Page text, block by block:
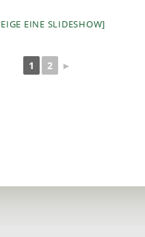
EINE SLIDESHOW]
1 2 ►